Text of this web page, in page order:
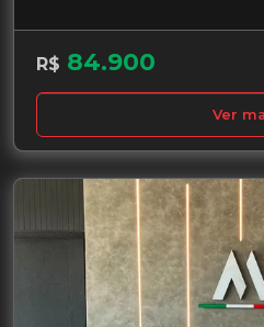
R$ 84.900
Ver